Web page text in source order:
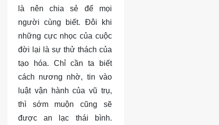
là nên chia sẻ để mọi
người cùng biết. Đôi khi
những cực nhọc của cuộc
đời lại là sự thử thách của
tạo hóa. Chỉ cần ta biết
cách nương nhờ, tin vào
luật vận hành của vũ trụ,
thì sớm muộn cũng sẽ
được an lạc thái bình.